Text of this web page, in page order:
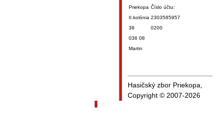
Priekopa
II.kolónia
38
036 08
Martin
Číslo účtu:
2303585957
0200
Hasičský zbor Priekopa,
Copyright © 2007-2026